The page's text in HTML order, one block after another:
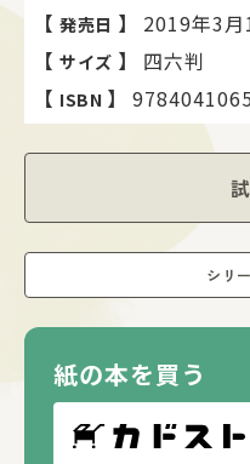
【 発売日 】
2019年3月
【 サイズ 】
四六判
【 ISBN 】
シリ
紙の本を買う